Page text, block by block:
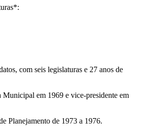
com seis legislaturas e 27 anos de
Municipal em 1969 e vice-presidente em
Planejamento de 1973 a 1976.